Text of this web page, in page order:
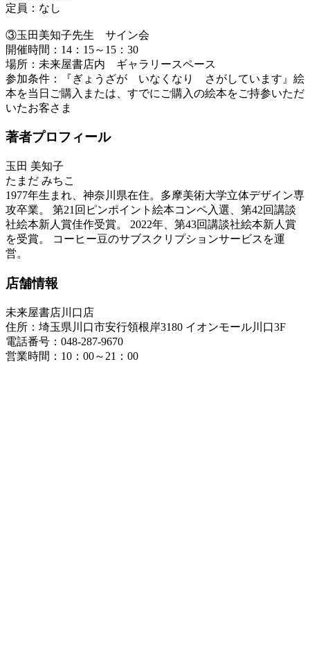
定員：なし
③玉田美知子先生 サイン会
開催時間：14：15～15：30
場所：未来屋書店内 ギャラリースペース
参加条件：『ぎょうざが いなくなり さがしています』絵
本を当日ご購入または、すでにご購入の絵本をご持参いただ
いたお客さま
著者プロフィール
玉田 美知子
たまだ みちこ
1977年生まれ、神奈川県在住。多摩美術大学立体デザイン専
攻卒業。 第21回ピンポイント絵本コンペ入選、第42回講談
社絵本新人賞佳作受賞。 2022年、第43回講談社絵本新人賞
を受賞。 コーヒー豆のサブスクリプションサービスを運
営。
店舗情報
未来屋書店川口店
住所：埼玉県川口市安行領根岸3180 イオンモール川口3F
電話番号：048-287-9670
営業時間：10：00～21：00